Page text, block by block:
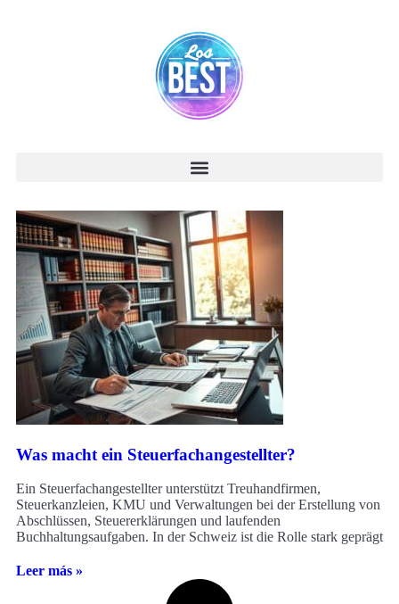
Was macht ein Steuerfachangestellter?
Ein Steuerfachangestellter unterstützt Treuhandfirmen,
Steuerkanzleien, KMU und Verwaltungen bei der Erstellung von
Abschlüssen, Steuererklärungen und laufenden
Buchhaltungsaufgaben. In der Schweiz ist die Rolle stark geprägt
Leer más »